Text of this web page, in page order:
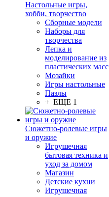
Настольные игры,
хобби, творчество
Сборные модели
Наборы для
творчества
Лепка и
моделирование из
пластических масс
Мозайки
Игры настольные
Пазлы
+ ЕЩЕ 1
Сюжетно-ролевые игры
и оружие
Игрушечная
бытовая техника и
уход за домом
Магазин
Детские кухни
Игрушечная